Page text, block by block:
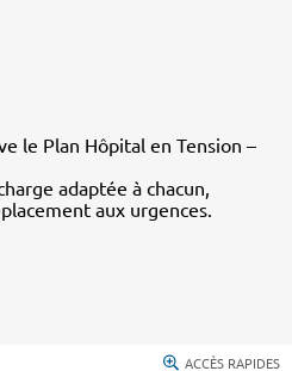
le Plan Hôpital en Tension –
adaptée à chacun,
aux urgences.
ACCÈS RAPIDES